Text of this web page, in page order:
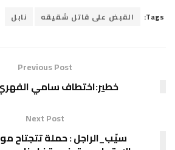
Tags: القبض على قاتل شقيقه نابل
Previous Post
خطير:اختطاف سامي
Next Post
سيّب_الراجل : حملة تتجتاح